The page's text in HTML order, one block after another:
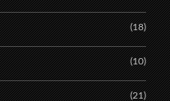
(18)
(10)
(21)